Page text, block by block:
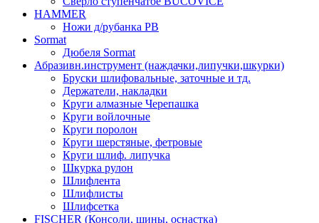
HAMMER
Ножи д/рубанка РВ
Sormat
Дюбеля Sormat
Абразивн.инструмент (наждачки,липучки,шкурки)
Бруски шлифовальные, заточные и тд.
Держатели, накладки
Круги алмазные Черепашка
Круги войлочные
Круги поролон
Круги шерстяные, фетровые
Круги шлиф. липучка
Шкурка рулон
Шлифлента
Шлифлисты
Шлифсетка
FISCHER (Консоли, шины, оснастка)